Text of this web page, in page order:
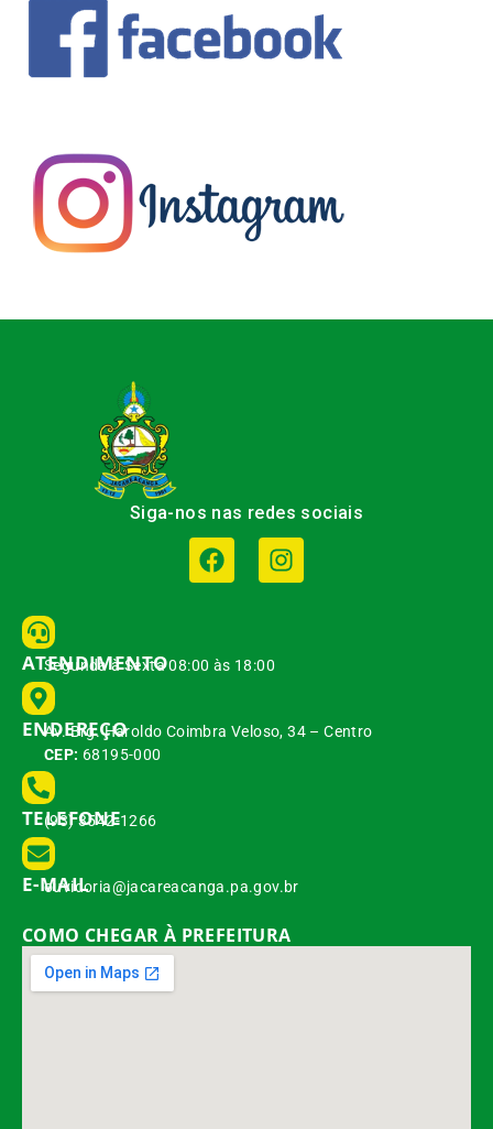
Siga-nos nas redes sociais
ATENDIMENTO
Segunda à Sexta 08:00 às 18:00
ENDEREÇO
Av. Brg. Haroldo Coimbra Veloso, 34 – Centro
CEP: 68195-000
TELEFONE
(93) 3542-1266
E-MAIL
ouvidoria@jacareacanga.pa.gov.br
COMO CHEGAR À PREFEITURA